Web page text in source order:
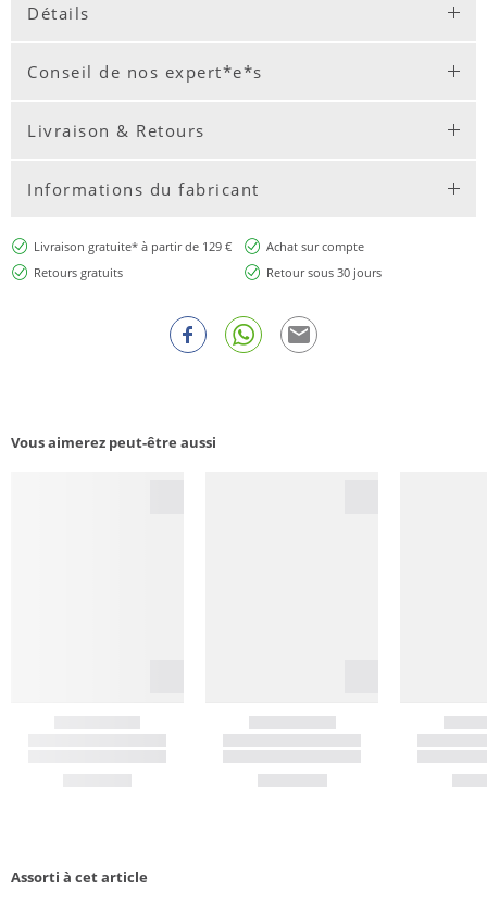
Détails
Conseil de nos expert*e*s
Livraison & Retours
Informations du fabricant
Livraison gratuite* à partir de 129 €
Achat sur compte
Retours gratuits
Retour sous 30 jours
Vous aimerez peut-être aussi
Assorti à cet article